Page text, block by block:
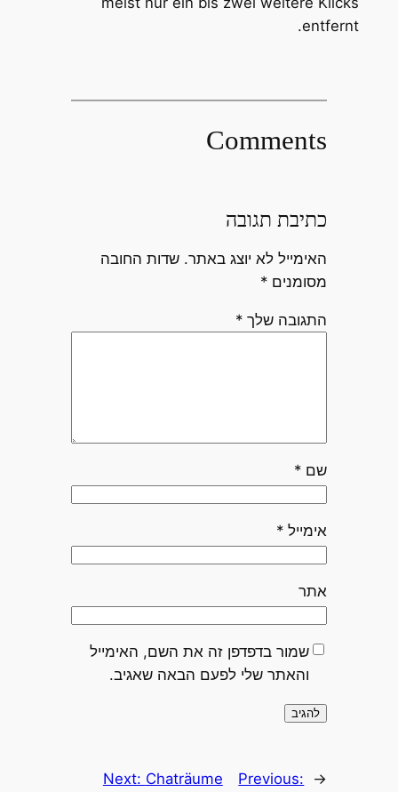
entfernt.
Comments
כתיבת תגובה
האימייל לא יוצג באתר. שדות החובה
מסומנים *
התגובה שלך *
שם *
אימייל *
אתר
שמור בדפדפן זה את השם, האימייל
והאתר שלי לפעם הבאה שאגיב.
←
Previous:
Next: Chaträume